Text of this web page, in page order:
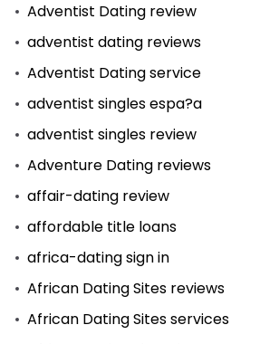
Adventist Dating review
adventist dating reviews
Adventist Dating service
adventist singles espa?a
adventist singles review
Adventure Dating reviews
affair-dating review
affordable title loans
africa-dating sign in
African Dating Sites reviews
African Dating Sites services